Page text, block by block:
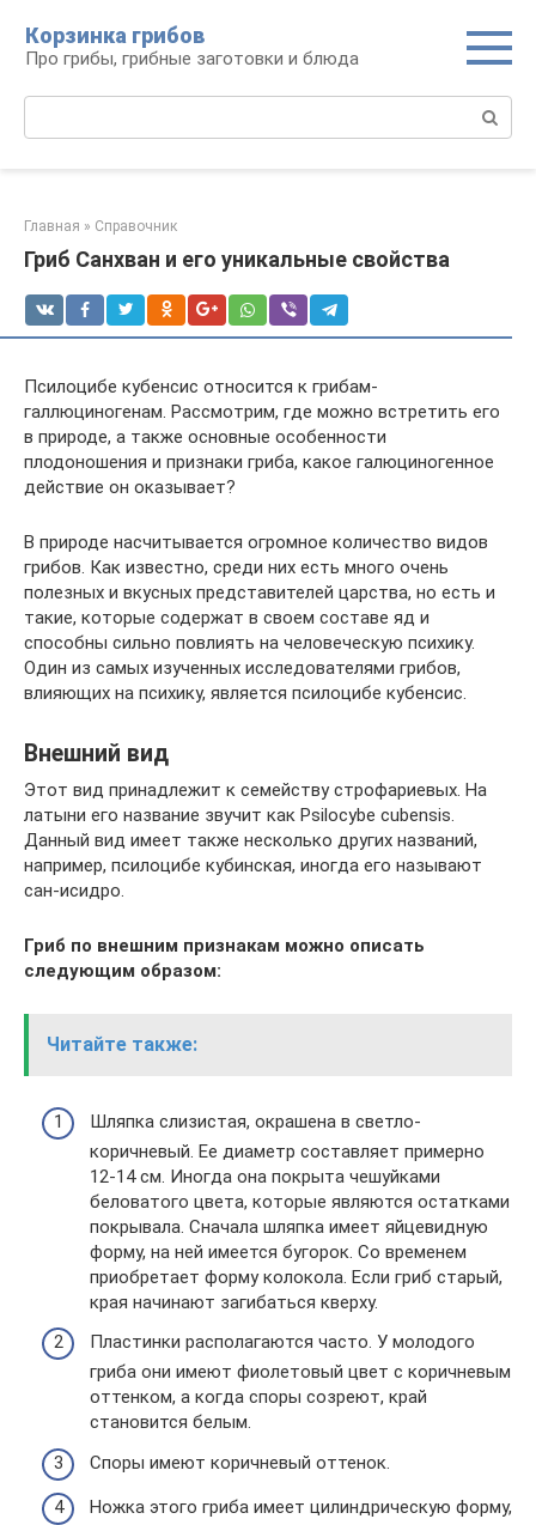
контенту
Корзинка грибов
Про грибы, грибные заготовки и блюда
Главная » Справочник
Гриб Санхван и его уникальные свойства
Псилоцибе кубенсис относится к грибам-
галлюциногенам. Рассмотрим, где можно встретить его
в природе, а также основные особенности
плодоношения и признаки гриба, какое галюциногенное
действие он оказывает?
В природе насчитывается огромное количество видов
грибов. Как известно, среди них есть много очень
полезных и вкусных представителей царства, но есть и
такие, которые содержат в своем составе яд и
способны сильно повлиять на человеческую психику.
Один из самых изученных исследователями грибов,
влияющих на психику, является псилоцибе кубенсис.
Внешний вид
Этот вид принадлежит к семейству строфариевых. На
латыни его название звучит как Psilocybe cubensis.
Данный вид имеет также несколько других названий,
например, псилоцибе кубинская, иногда его называют
сан-исидро.
Гриб по внешним признакам можно описать
следующим образом:
Читайте также:
Шляпка слизистая, окрашена в светло-
коричневый. Ее диаметр составляет примерно
12-14 см. Иногда она покрыта чешуйками
беловатого цвета, которые являются остатками
покрывала. Сначала шляпка имеет яйцевидную
форму, на ней имеется бугорок. Со временем
приобретает форму колокола. Если гриб старый,
края начинают загибаться кверху.
Пластинки располагаются часто. У молодого
гриба они имеют фиолетовый цвет с коричневым
оттенком, а когда споры созреют, край
становится белым.
Споры имеют коричневый оттенок.
Ножка этого гриба имеет цилиндрическую форму,